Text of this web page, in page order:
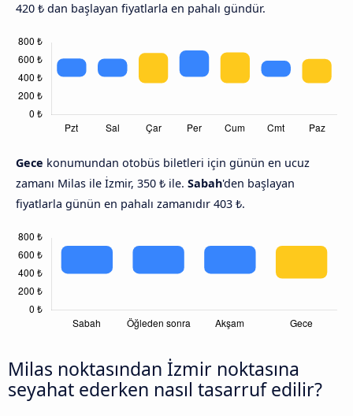
420 ₺ dan başlayan fiyatlarla en pahalı gündür.
Gece konumundan otobüs biletleri için günün en ucuz
zamanı Milas ile İzmir, 350 ₺ ile. Sabah'den başlayan
fiyatlarla günün en pahalı zamanıdır 403 ₺.
Milas noktasından İzmir noktasına
seyahat ederken nasıl tasarruf edilir?